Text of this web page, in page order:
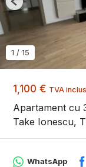
1,100 € TVA inclus
Apartament cu
Take Ionescu,
1 / 15
Previous
WhatsApp